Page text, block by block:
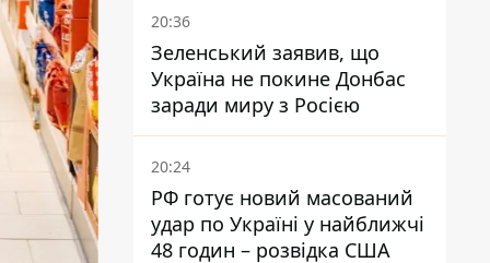
20:36
Зеленський заявив, що
Україна не покине Донбас
заради миру з Росією
20:24
РФ готує новий масований
удар по Україні у найближчі
48 годин – розвідка США